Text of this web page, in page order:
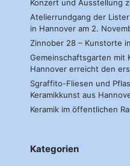
Konzert und Ausstellung
Atelierrundgang der
in Hannover am 2.
Zinnober 28 – Kunstorte
Gemeinschaftsgarten mit
Hannover erreicht den
Sgraffito-Fliesen und
Keramikkunst aus
Keramik im öffentlichen
Kategorien